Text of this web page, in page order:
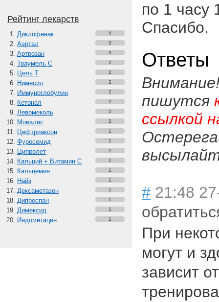
Рейтинг лекарств
Диклофенак 4
Аэртал 3
Артрозан 3
Траумель С 2
Цель Т 2
Нимесил 2
Иммуноглобулин 2
Кетонал 2
Левомеколь 2
Мовалис 2
Цефтриаксон 1
Фуросемид 1
Ципролет 1
Кальций + Витамин C 1
Кальцемин 1
Найз 1
Дексаметазон 1
Дипроспан 1
Димексид 1
Индометацин 1
по 1 часу
Спасибо.
Ответы
пишутся
ссылкой
# 21:48
При
могут и
зависит